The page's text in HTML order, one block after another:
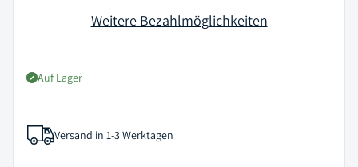
Weitere Bezahlmöglichkeiten
Auf Lager
Versand in 1-3 Werktagen